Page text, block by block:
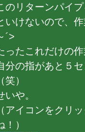
のリターンパイ
いけないので、
´>
ったこれだけの
分の指があと５
（笑）
いや。
（アイコンをクリ
！）